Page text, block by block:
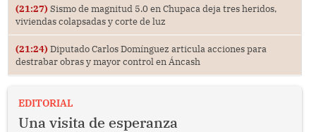
(21:27) Sismo de magnitud 5.0 en Chupaca deja tres heridos,
viviendas colapsadas y corte de luz
(21:24) Diputado Carlos Domínguez articula acciones para
destrabar obras y mayor control en Áncash
EDITORIAL
Una visita de esperanza